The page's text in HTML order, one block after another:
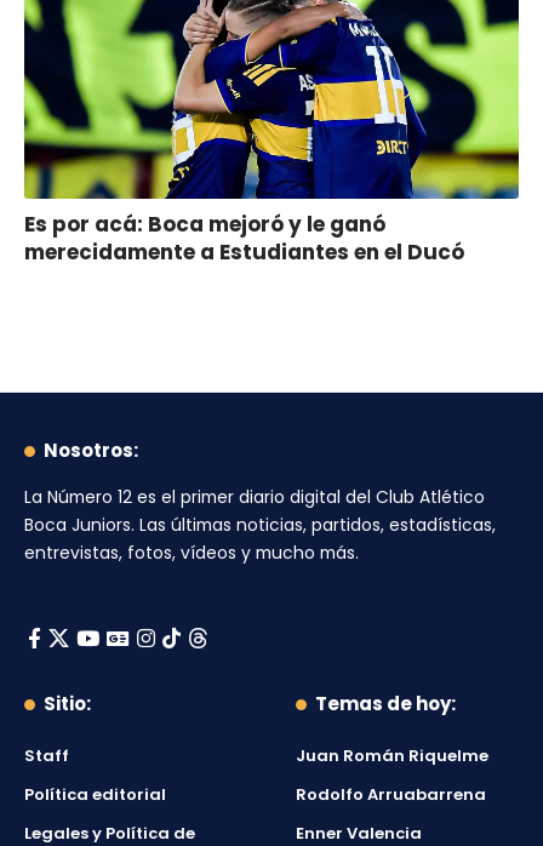
Es por acá: Boca mejoró y le ganó
merecidamente a Estudiantes en el Ducó
Nosotros:
La Número 12 es el primer diario digital del Club Atlético
Boca Juniors. Las últimas noticias, partidos, estadísticas,
entrevistas, fotos, vídeos y mucho más.
Sitio:
Staff
Política editorial
Legales y Política de
Temas de hoy:
Juan Román Riquelme
Rodolfo Arruabarrena
Enner Valencia